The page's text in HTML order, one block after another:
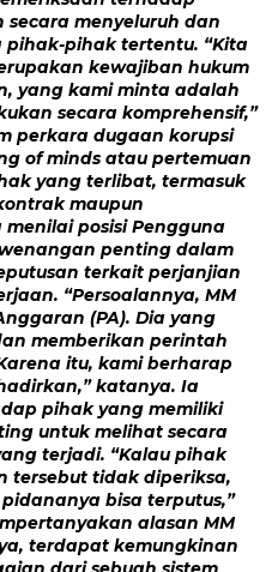
menyeluruh dan
pihak tertentu. “Kita
kewajiban hukum
yang kami minta adalah
secara komprehensif,”
perkara dugaan korupsi
of minds atau pertemuan
yang terlibat, termasuk
maupun
posisi Pengguna
penting dalam
terkait perjanjian
“Persoalannya, MM
(PA). Dia yang
memberikan perintah
itu, kami berharap
katanya. Ia
pihak yang memiliki
untuk melihat secara
terjadi. “Kalau pihak
tersebut tidak diperiksa,
bisa terputus,”
alasan MM
terdapat kemungkinan